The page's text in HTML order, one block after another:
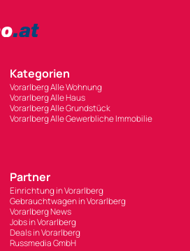
Kategorien
Vorarlberg Alle Wohnung
Vorarlberg Alle Haus
Vorarlberg Alle Grundstück
Vorarlberg Alle Gewerbliche Immobilie
Partner
Einrichtung in Vorarlberg
Gebrauchtwagen in Vorarlberg
Vorarlberg News
Jobs in Vorarlberg
Deals in Vorarlberg
Russmedia GmbH